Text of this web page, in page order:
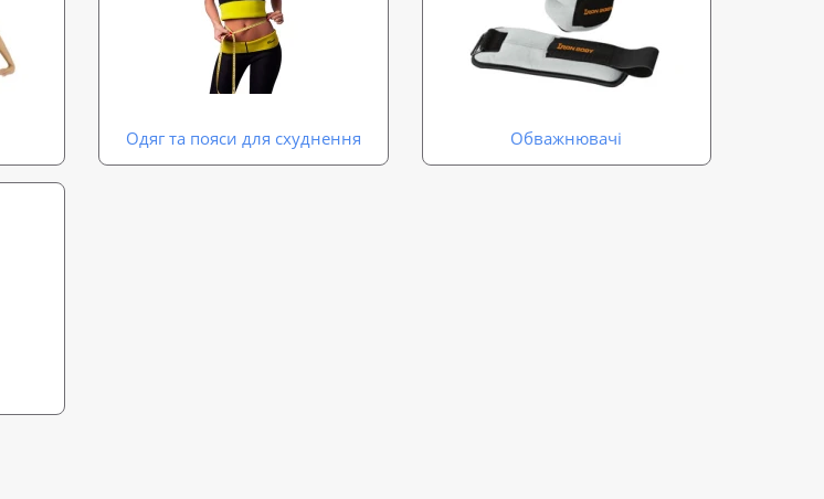
Одяг та пояси для схуднення Обважнювачі